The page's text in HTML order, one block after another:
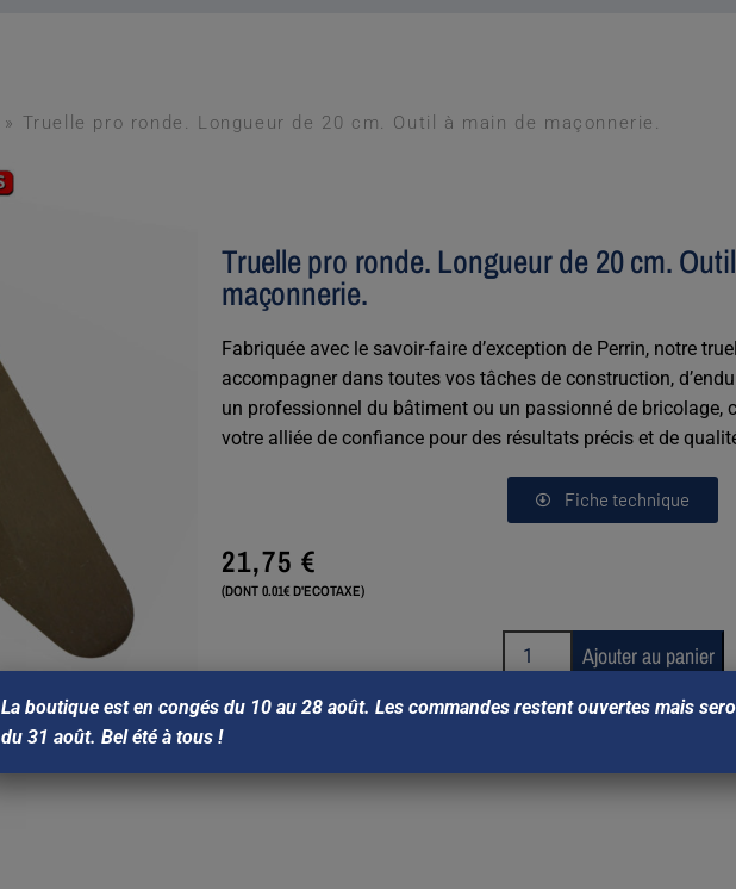
» Truelle pro ronde. Longueur de 20 cm. Outil à main de maçonnerie.
Truelle pro ronde. Longueur de 20 cm.
maçonnerie.
Fabriquée avec le savoir-faire d’exception de Perrin, notre
accompagner dans toutes vos tâches de construction,
un professionnel du bâtiment ou un passionné de bricolage,
votre alliée de confiance pour des résultats précis et de
Fiche technique
21,75€
(DONT 0.01€ D'ECOTAXE)
Ajouter au panier
La boutique est en congés du 10 au 28 août. Les commandes restent ouvertes mais
du 31 août. Bel été à tous !